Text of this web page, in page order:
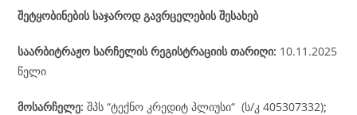
შეტყობინების საჯაროდ გავრცელების შესახებ
საარბიტრაჟო სარჩელის რეგისტრაციის თარიღი: 10.11.2025
წელი
მოსარჩელე:შპს “ტექნო კრედიტ პლიუსი“ (ს/კ 405307332);